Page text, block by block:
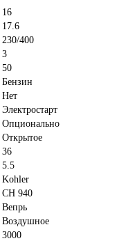
16
17.6
230/400
3
50
Бензин
Нет
Электростарт
Опционально
Открытое
36
5.5
Kohler
CH 940
Вепрь
Воздушное
3000